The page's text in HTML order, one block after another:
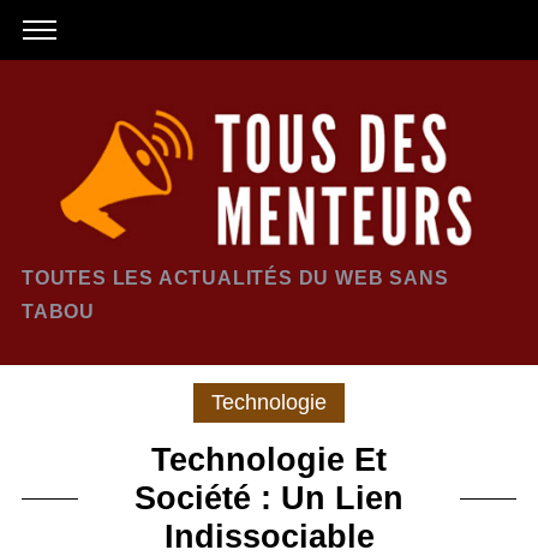
TOUTES LES ACTUALITÉS DU WEB SANS
TABOU
Technologie
Technologie Et
Société : Un Lien
Indissociable